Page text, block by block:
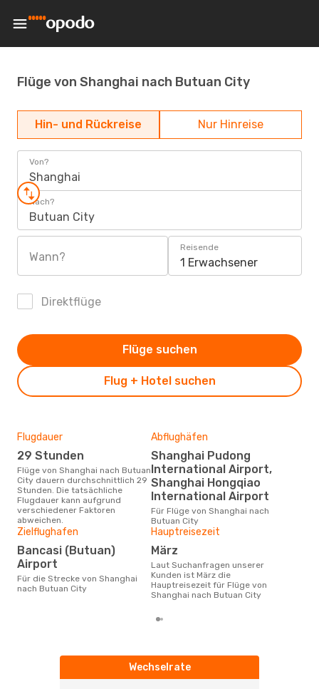
Flüge von Shanghai nach Butuan City
Hin- und Rückreise Nur Hinreise
Von?
Shanghai
Nach?
Butuan City
Wann?
Reisende
1 Erwachsener
Direktflüge
Flug + Hotel suchen
Flüge suchen
Flugdauer
29 Stunden
Flüge von Shanghai nach Butuan
City dauern durchschnittlich 29
Stunden. Die tatsächliche
Flugdauer kann aufgrund
verschiedener Faktoren
abweichen.
Abflughäfen
Shanghai Pudong
International Airport,
Shanghai Hongqiao
International Airport
Für Flüge von Shanghai nach
Butuan City
Zielflughafen
Bancasi (Butuan)
Airport
Für die Strecke von Shanghai
nach Butuan City
Hauptreisezeit
März
Laut Suchanfragen unserer
Kunden ist März die
Hauptreisezeit für Flüge von
Shanghai nach Butuan City
Wechselrate